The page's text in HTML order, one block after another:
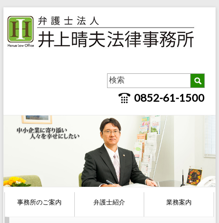
0852-61-1500
事務所のご案内 弁護士紹介 業務案内